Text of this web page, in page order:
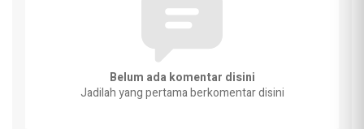
Belum ada komentar disini
Jadilah yang pertama berkomentar disini